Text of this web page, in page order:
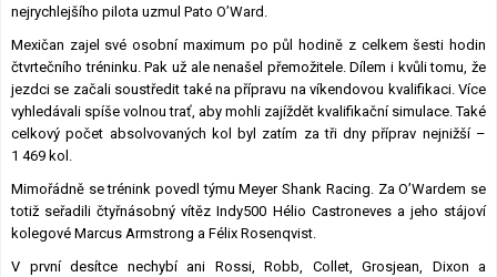
nejrychlejšího pilota uzmul Pato O’Ward.
Mexičan zajel své osobní maximum po půl hodině z celkem šesti hodin
čtvrtečního tréninku. Pak už ale nenašel přemožitele. Dílem i kvůli tomu, že
jezdci se začali soustředit také na přípravu na víkendovou kvalifikaci. Více
vyhledávali spíše volnou trať, aby mohli zajíždět kvalifikační simulace. Také
celkový počet absolvovaných kol byl zatím za tři dny příprav nejnižší –
1 469 kol.
Mimořádně se trénink povedl týmu Meyer Shank Racing. Za O’Wardem se
totiž seřadili čtyřnásobný vítěz Indy500 Hélio Castroneves a jeho stájoví
kolegové Marcus Armstrong a Félix Rosenqvist.
V první desítce nechybí ani Rossi, Robb, Collet, Grosjean, Dixon a